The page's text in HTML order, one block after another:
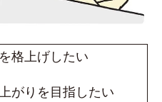
格上げしたい
がりを目指したい